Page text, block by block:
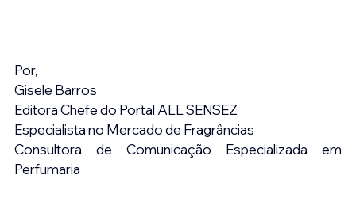
Por,
Gisele Barros
Editora Chefe do Portal ALL SENSEZ
Especialista no Mercado de Fragrâncias
Consultora de Comunicação Especializada em
Perfumaria